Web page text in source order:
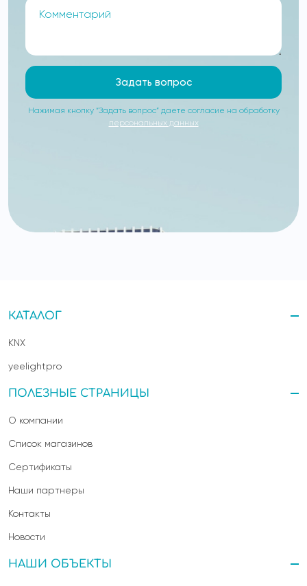
Задать вопрос
Нажимая кнопку “Задать вопрос” даете согласие на обработку
персональных данных
ПОЛЕЗНЫЕ СТРАНИЦЫ
О компании
Список магазинов
Сертификаты
Наши партнеры
Контакты
Новости
КАТАЛОГ
KNX
yeelightpro
НАШИ ОБЪЕКТЫ